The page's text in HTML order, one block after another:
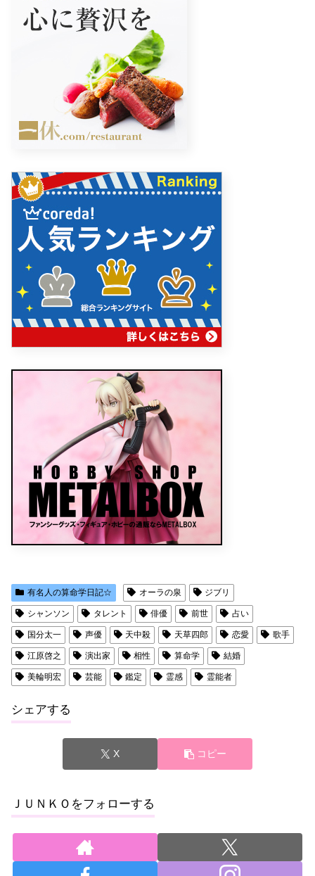
有名人の算命学日記☆ オーラの泉 ジブリ
シャンソン タレント 俳優 前世 占い
国分太一 声優 天中殺 天草四郎 恋愛 歌手
江原啓之 演出家 相性 算命学 結婚
美輪明宏 芸能 鑑定 霊感 霊能者
シェアする
X コピー
ＪＵＮＫＯをフォローする